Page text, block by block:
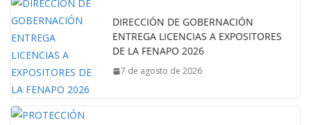
DIRECCIÓN DE GOBERNACIÓN
ENTREGA LICENCIAS A EXPOSITORES
DE LA FENAPO 2026
7 de agosto de 2026